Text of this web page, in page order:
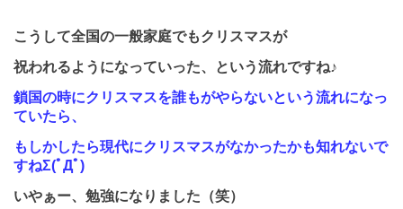
こうして全国の一般家庭でもクリスマスが
祝われるようになっていった、という流れですね♪
鎖国の時にクリスマスを誰もがやらないという流れになっ
ていたら、
もしかしたら現代にクリスマスがなかったかも知れないで
すねΣ(ﾟДﾟ)
いやぁー、勉強になりました（笑）